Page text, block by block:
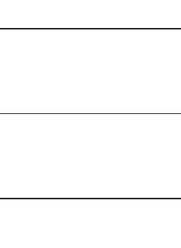
す。
する旨をお知らせいたし